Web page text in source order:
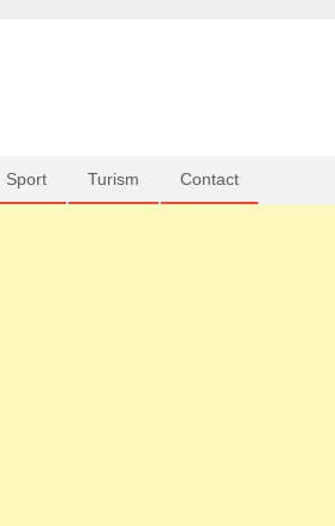
Sport Turism Contact